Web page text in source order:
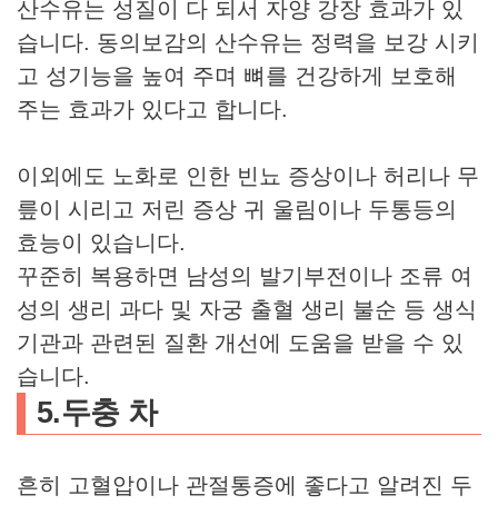
산수유는 성질이 다 되서 자양 강장 효과가 있
습니다. 동의보감의 산수유는 정력을 보강 시키
고 성기능을 높여 주며 뼈를 건강하게 보호해
주는 효과가 있다고 합니다.
이외에도 노화로 인한 빈뇨 증상이나 허리나 무
릎이 시리고 저린 증상 귀 울림이나 두통등의
효능이 있습니다.
꾸준히 복용하면 남성의 발기부전이나 조류 여
성의 생리 과다 및 자궁 출혈 생리 불순 등 생식
기관과 관련된 질환 개선에 도움을 받을 수 있
습니다.
​5.두충 차
흔히 고혈압이나 관절통증에 좋다고 알려진 두